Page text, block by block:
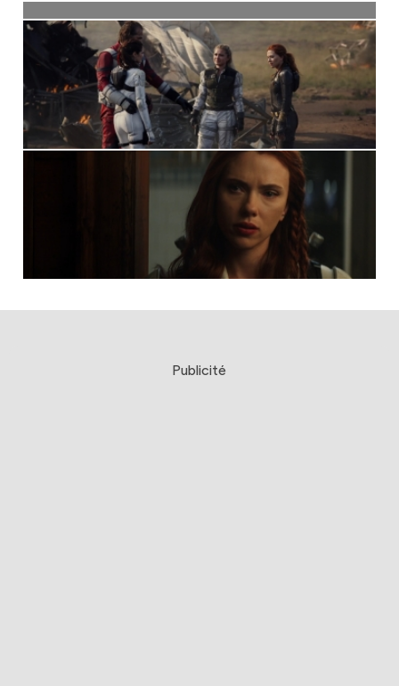
Publicité